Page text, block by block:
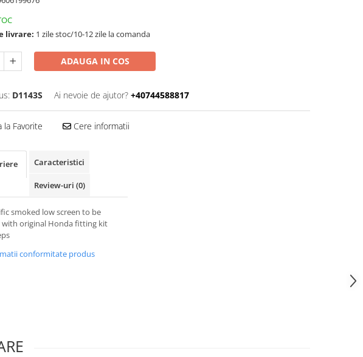
livrare: 1 zile stoc/10-12 zile la comanda
ADAUGA IN COS
D1143S Ai nevoie de ajutor? +40744588817
la Favorite Cere informatii
Caracteristici
Review-uri (0)
smoked low screen to be
original Honda fitting kit
conformitate produs